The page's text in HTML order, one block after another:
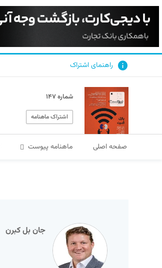
راهنمای اشتراک
شماره ۱۴۷
اشتراک ماهنامه
صفحه اصلی ماهنامه پیوست
جان بل کبرن